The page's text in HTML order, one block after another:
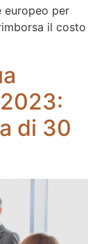
europeo per
il costo
di 30